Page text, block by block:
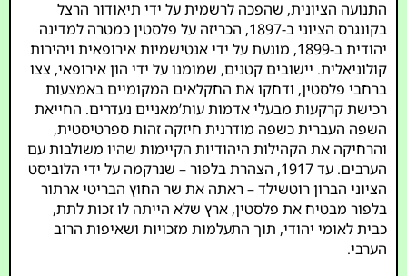
התנועה הציונית, שהפכה לרשמית על ידי תיאודור הרצל
בקונגרס הציוני ב-1897, הכריזה על פלסטין כמטרה למדינה
יהודית ב-1899, מונעת על ידי אנטישמיות אירופאית ויהירות
קולוניאלית. יישובים קטנים, שמומנו על ידי הון אירופאי, צצו
ברחבי פלסטין, ודחקו את החקלאים המקומיים באמצעות
רכישת קרקעות מבעלי אדמות עות’מאניים נעדרים. החייאת
השפה העברית כשפה מודרנית חיזקה זהות ספרטיסטית,
והרחיקה את הקהילות היהודיות הקיימות שהיו משולבות עם
הערבים. עד 1917, הצהרת בלפור – שנרקמה על ידי הלוביסט
הציוני הברון רוטשילד – ראתה את שר החוץ הבריטי ארתור
בלפור מבטיח את פלסטין, ארץ שלא הייתה לו זכות לתת,
כבית לאומי יהודי, תוך התעלמות מזכויות ושאיפות הרוב
הערבי.